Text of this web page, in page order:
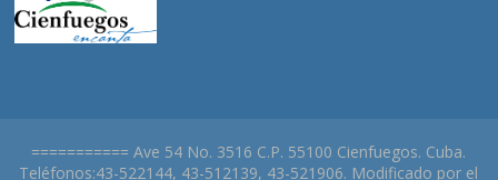
=========== Ave 54 No. 3516 C.P. 55100 Cienfuegos. Cuba.
Teléfonos:43-522144, 43-512139, 43-521906. Modificado por el